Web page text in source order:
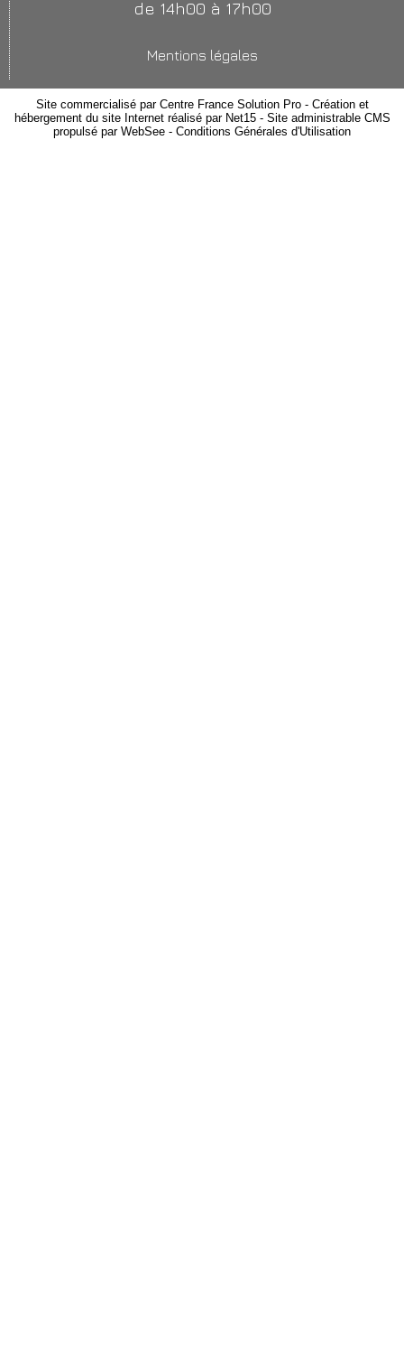
de 14h00 à 17h00
Mentions légales
Site commercialisé par Centre France Solution Pro- Création et
hébergement du site Internet réalisé par Net15- Site administrable CMS
propulsé par WebSee - Conditions Générales d'Utilisation